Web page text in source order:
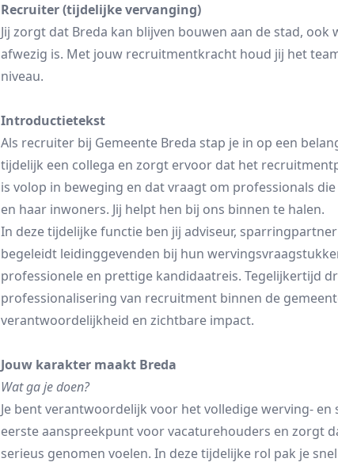
Recruiter (tijdelijke vervanging)
Jij zorgt dat Breda kan blijven bouwen aan de stad, ook
afwezig is. Met jouw recruitmentkracht houd jij het
niveau.
Introductietekst
Als recruiter bij Gemeente Breda stap je in op een
tijdelijk een collega en zorgt ervoor dat het
is volop in beweging en dat vraagt om professionals
en haar inwoners. Jij helpt hen bij ons binnen te halen.
In deze tijdelijke functie ben jij adviseur,
begeleidt leidinggevenden bij hun
professionele en prettige kandidaatreis. Tegelijkertijd
professionalisering van recruitment binnen de
verantwoordelijkheid en zichtbare impact.
Jouw karakter maakt Breda
Wat ga je doen?
Je bent verantwoordelijk voor het volledige werving- en
eerste aanspreekpunt voor vacaturehouders en zorgt
serieus genomen voelen. In deze tijdelijke rol pak je